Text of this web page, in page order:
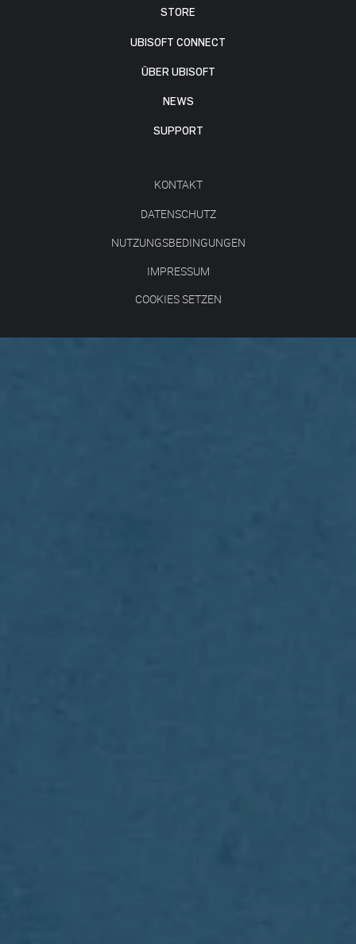
STORE
UBISOFT CONNECT
ÜBER UBISOFT
NEWS
SUPPORT
KONTAKT
DATENSCHUTZ
NUTZUNGSBEDINGUNGEN
IMPRESSUM
COOKIES SETZEN